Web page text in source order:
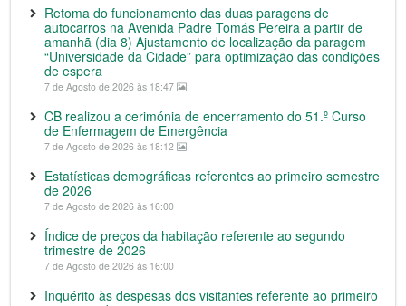
Retoma do funcionamento das duas paragens de
autocarros na Avenida Padre Tomás Pereira a partir de
amanhã (dia 8) Ajustamento de localização da paragem
“Universidade da Cidade” para optimização das condições
de espera
7 de Agosto de 2026 às 18:47
CB realizou a cerimónia de encerramento do 51.º Curso
de Enfermagem de Emergência
7 de Agosto de 2026 às 18:12
Estatísticas demográficas referentes ao primeiro semestre
de 2026
7 de Agosto de 2026 às 16:00
Índice de preços da habitação referente ao segundo
trimestre de 2026
7 de Agosto de 2026 às 16:00
Inquérito às despesas dos visitantes referente ao primeiro